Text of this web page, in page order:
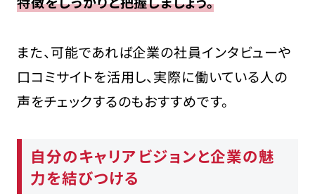
また、可能であれば企業の社員インタビューや
口コミサイトを活用し、実際に働いている人の
声をチェックするのもおすすめです。
自分のキャリアビジョンと企業の魅
力を結びつける